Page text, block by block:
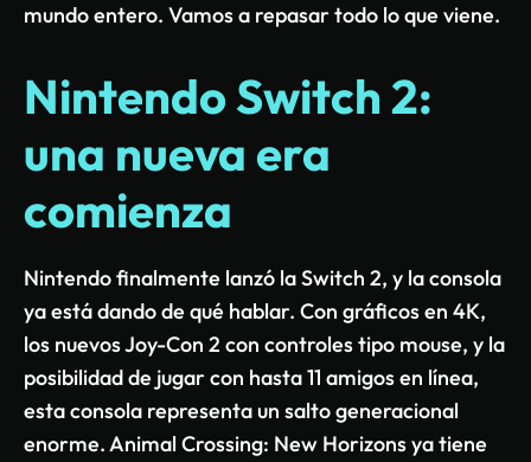
mundo entero. Vamos a repasar todo lo que viene.
Nintendo Switch 2:
una nueva era
comienza
Nintendo finalmente lanzó la Switch 2, y la consola
ya está dando de qué hablar. Con gráficos en 4K,
los nuevos Joy-Con 2 con controles tipo mouse, y la
posibilidad de jugar con hasta 11 amigos en línea,
esta consola representa un salto generacional
enorme. Animal Crossing: New Horizons ya tiene